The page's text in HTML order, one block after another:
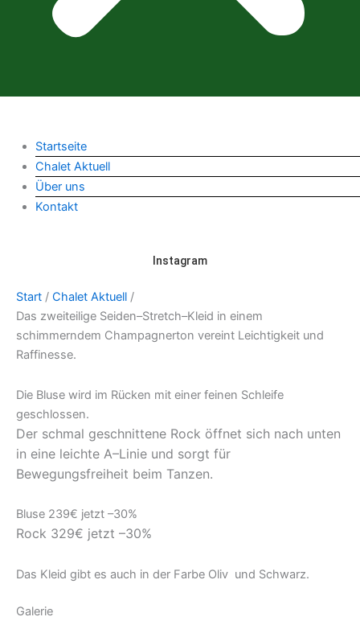
Startseite
Chalet Aktuell
Über uns
Kontakt
Instagram
Start / Chalet Aktuell /
Das zweiteilige Seiden–Stretch–Kleid in einem
schimmerndem Champagnerton vereint Leichtigkeit und
Raffinesse.
Die Bluse wird im Rücken mit einer feinen Schleife
geschlossen.
Der schmal geschnittene Rock öffnet sich nach unten
in eine leichte A–Linie und sorgt für
Bewegungsfreiheit beim Tanzen.
Bluse 239€ jetzt –30%
Rock 329€ jetzt –30%
Das Kleid gibt es auch in der Farbe Oliv und Schwarz.
Galerie